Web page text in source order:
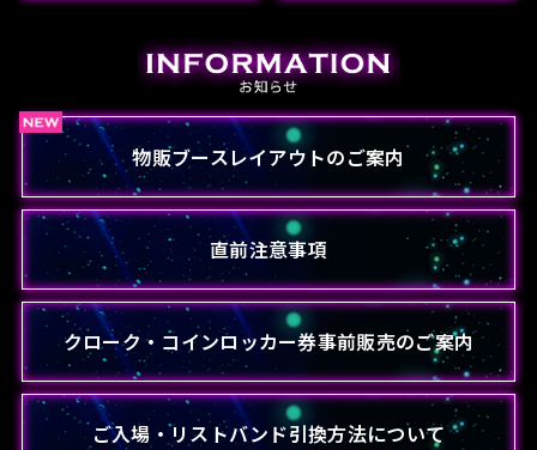
物販ブースレイアウトのご案内
直前注意事項
クローク・コインロッカー券事前販売のご案内
ご入場・リストバンド引換方法について